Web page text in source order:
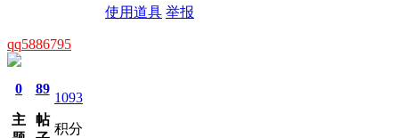
使用道具 举报
qq5886795
0
主
89
帖
1093
积分